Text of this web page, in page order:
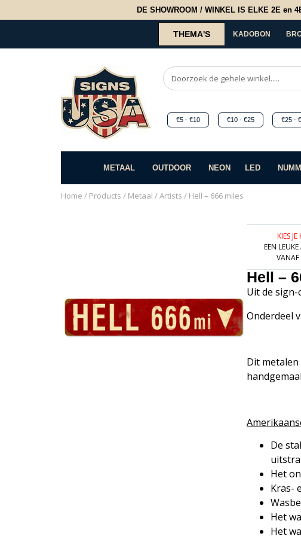
DE SHOWROOM / WINKEL IS ELKE 2E en
THEMA'S KADOBON
€5 - €10 €10 - €25 €25 -
METAAL OUTDOOR NEON LED
Home / Products / Metaal /Artists / Hell – 666 miles
KIES
EEN
Hell –
Uit de sign-
Onderdeel
Dit
De
Het
Kras-
Het
Het